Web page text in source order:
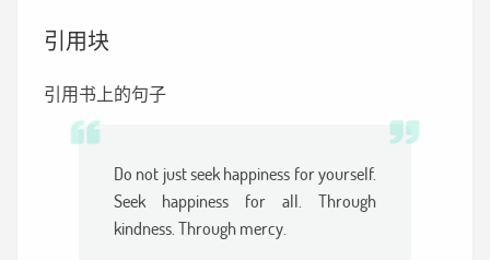
引用块
引用书上的句子
Do not just seek happiness for yourself.
Seek happiness for all. Through
kindness. Through mercy.